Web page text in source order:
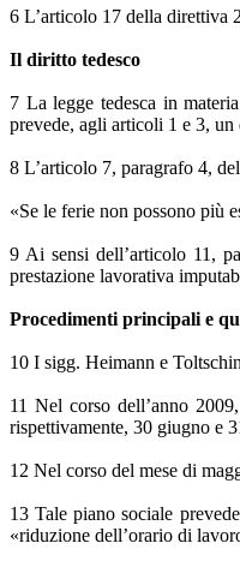
6 L’articolo 17 della direttiva
Il diritto tedesco
7 La legge tedesca in
prevede, agli articoli 1 e 3,
8 L’articolo 7, paragrafo 4,
«Se le ferie non possono più
9 Ai sensi dell’articolo 11,
prestazione lavorativa
Procedimenti principali e
10 I sigg. Heimann e
11 Nel corso dell’anno
rispettivamente, 30 giugno e
12 Nel corso del mese di
13 Tale piano sociale
«riduzione dell’orario di